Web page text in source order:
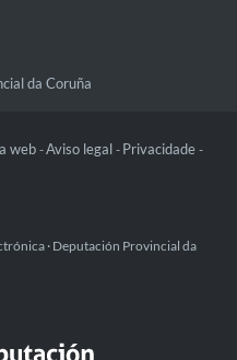
da Coruña
web -Aviso legal - Privacidade -
· Deputación Provincial da